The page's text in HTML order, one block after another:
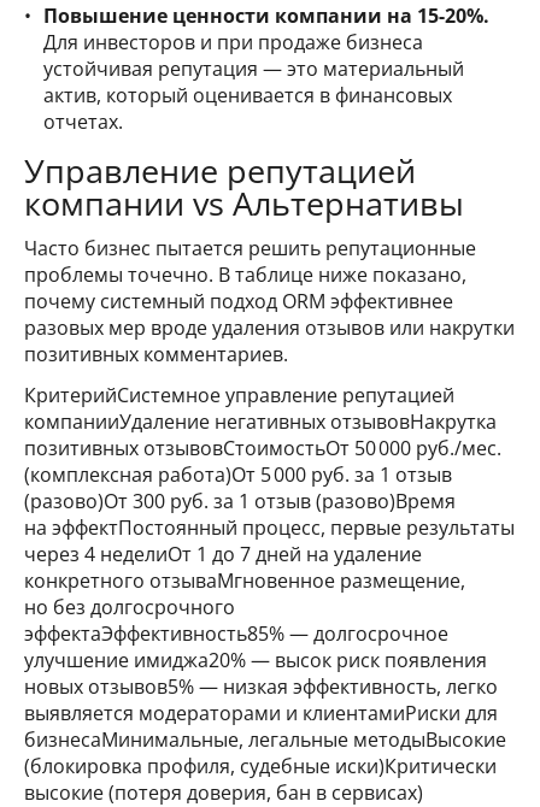
Повышение ценности компании на 15-20%.
Для инвесторов и при продаже бизнеса
устойчивая репутация — это материальный
актив, который оценивается в финансовых
отчетах.
Управление репутацией
компании vs Альтернативы
Часто бизнес пытается решить репутационные
проблемы точечно. В таблице ниже показано,
почему системный подход ORM эффективнее
разовых мер вроде удаления отзывов или накрутки
позитивных комментариев.
КритерийСистемное управление репутацией
компанииУдаление негативных отзывовНакрутка
позитивных отзывовСтоимостьОт 50 000 руб./мес.
(комплексная работа)От 5 000 руб. за 1 отзыв
(разово)От 300 руб. за 1 отзыв (разово)Время
на эффектПостоянный процесс, первые результаты
через 4 неделиОт 1 до 7 дней на удаление
конкретного отзываМгновенное размещение,
но без долгосрочного
эффектаЭффективность85% — долгосрочное
улучшение имиджа20% — высок риск появления
новых отзывов5% — низкая эффективность, легко
выявляется модераторами и клиентамиРиски для
бизнесаМинимальные, легальные методыВысокие
(блокировка профиля, судебные иски)Критически
высокие (потеря доверия, бан в сервисах)